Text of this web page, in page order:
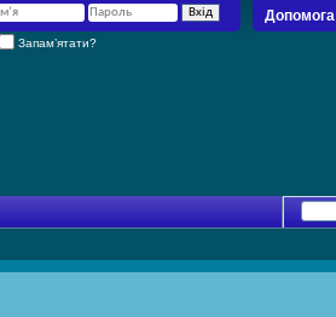
Допомога
Запам’ятати?